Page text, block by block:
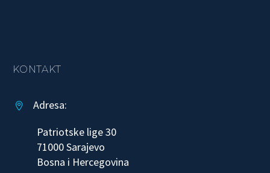
KONTAKT


Adresa:
Patriotske lige 30
71000 Sarajevo
Bosna i Hercegovina